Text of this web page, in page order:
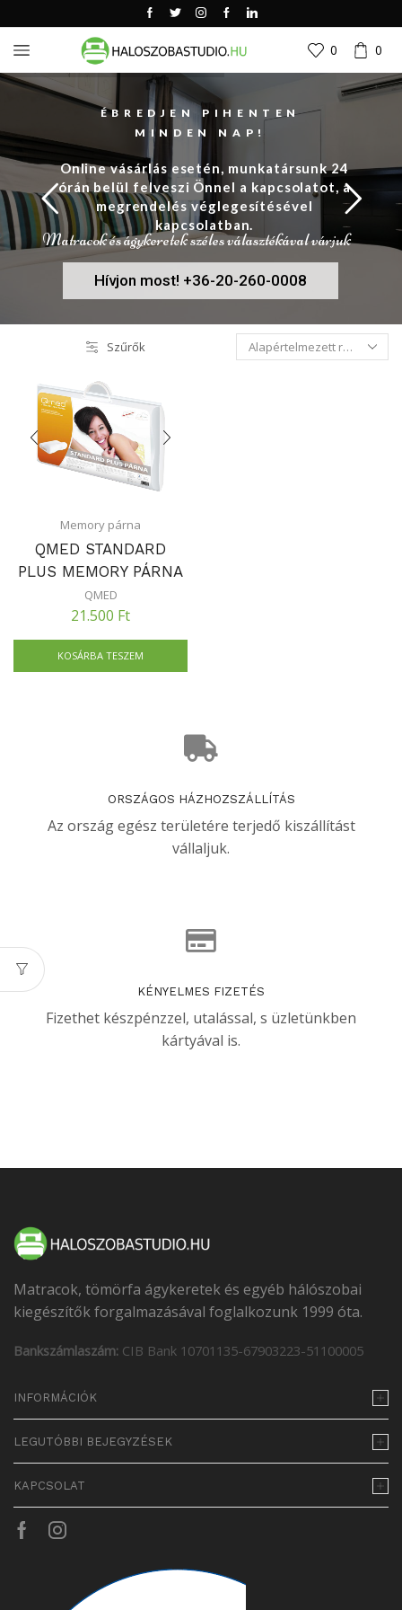
0 0
ÉBREDJEN PIHENTEN
MINDEN NAP!
Matracok és ágykeretek széles választékával várjuk
Online vásárlás esetén, munkatársunk 24
órán belül felveszi Önnel a kapcsolatot, a
megrendelés véglegesítésével
kapcsolatban.
Hívjon most! +36-20-260-0008
Szűrők
Memory párna
QMED STANDARD
PLUS MEMORY PÁRNA
QMED
21.500 Ft
KOSÁRBA TESZEM
ORSZÁGOS HÁZHOZSZÁLLÍTÁS
Az ország egész területére terjedő kiszállítást
vállaljuk.
KÉNYELMES FIZETÉS
Fizethet készpénzzel, utalással, s üzletünkben
kártyával is.
Matracok, tömörfa ágykeretek és egyéb hálószobai
kiegészítők forgalmazásával foglalkozunk 1999 óta.
Bankszámlaszám: CIB Bank 10701135-67903223-51100005
INFORMÁCIÓK
LEGUTÓBBI BEJEGYZÉSEK
KAPCSOLAT
FacebookInstagram